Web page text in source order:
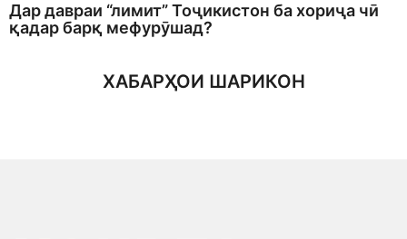
Дар давраи “лимит” Тоҷикистон ба хориҷа чӣ
қадар барқ мефурӯшад?
ХАБАРҲОИ ШАРИКОН